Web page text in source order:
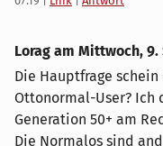
Lorag am Mittwoch, 9.
Die Hauptfrage
Ottonormal-User? Ich
Generation 50+ am
Die Normalos sind